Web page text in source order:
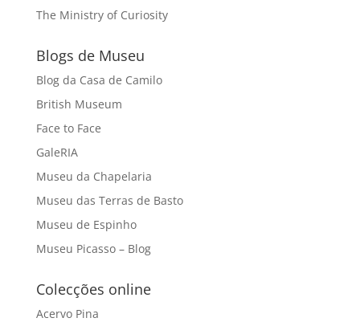
The Ministry of Curiosity
Blogs de Museu
Blog da Casa de Camilo
British Museum
Face to Face
GaleRIA
Museu da Chapelaria
Museu das Terras de Basto
Museu de Espinho
Museu Picasso – Blog
Colecções online
Acervo Pina